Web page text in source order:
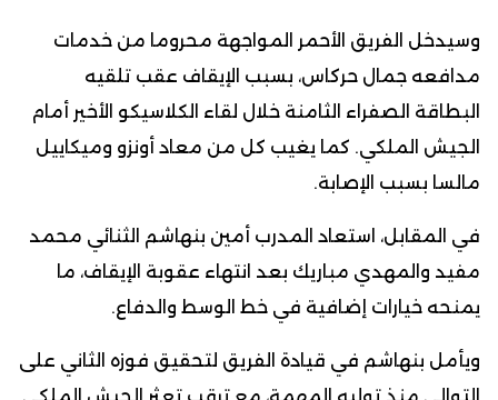
وسيدخل الفريق الأحمر المواجهة محروما من خدمات
مدافعه جمال حركاس، بسبب الإيقاف عقب تلقيه
البطاقة الصفراء الثامنة خلال لقاء الكلاسيكو الأخير أمام
الجيش الملكي. كما يغيب كل من معاد أونزو وميكاييل
مالسا بسبب الإصابة.
في المقابل، استعاد المدرب أمين بنهاشم الثنائي محمد
مفيد والمهدي مباريك بعد انتهاء عقوبة الإيقاف، ما
يمنحه خيارات إضافية في خط الوسط والدفاع.
ويأمل بنهاشم في قيادة الفريق لتحقيق فوزه الثاني على